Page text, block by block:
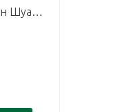
БАД к пище Эликсир «Жун Шуан», 10 флаконов по 10 мл